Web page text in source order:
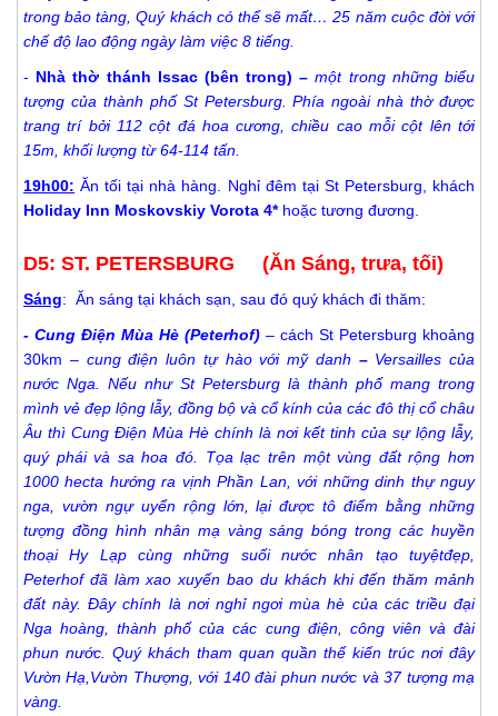
trong bảo tàng, Quý khách có thể sẽ mất… 25 năm cuộc đời với
chế độ lao động ngày làm việc 8 tiếng.
- Nhà thờ thánh Issac (bên trong) –một trong những biểu
tượng của thành phố St Petersburg. Phía ngoài nhà thờ được
trang trí bởi 112 cột đá hoa cương, chiều cao mỗi cột lên tới
15m, khối lượng từ 64-114 tấn.
19h00: Ăn tối tại nhà hàng. Nghỉ đêm tại St Petersburg, khách
Holiday Inn Moskovskiy Vorota 4*hoặc tương đương.
D5: ST. PETERSBURG (Ăn Sáng, trưa, tối)
Sáng: Ăn sáng tại khách sạn, sau đó quý khách đi thăm:
- Cung Điện Mùa Hè (Peterhof) – cách St Petersburg khoảng
30km – cung điện luôn tự hào với mỹ danh –Versailles của
nước Nga. Nếu như St Petersburg là thành phố mang trong
mình vẻ đẹp lộng lẫy, đồng bộ và cổ kính của các đô thị cổ châu
Âu thì Cung Điện Mùa Hè chính là nơi kết tinh của sự lộng lẫy,
quý phái và sa hoa đó. Tọa lạc trên một vùng đất rộng hơn
1000 hecta hướng ra vịnh Phần Lan, với những dinh thự nguy
nga, vườn ngự uyển rộng lớn, lại được tô điểm bằng những
tượng đồng hình nhân mạ vàng sáng bóng trong các huyền
thoại Hy Lạp cùng những suối nước nhân tạo tuyệtđẹp,
Peterhof đã làm xao xuyến bao du khách khi đến thăm mảnh
đất này. Đây chính là nơi nghỉ ngơi mùa hè của các triều đại
Nga hoàng, thành phố của các cung điện, công viên và đài
phun nước. Quý khách tham quan quần thể kiến trúc nơi đây
Vườn Hạ,Vườn Thượng, với 140 đài phun nước và 37 tượng mạ
vàng.